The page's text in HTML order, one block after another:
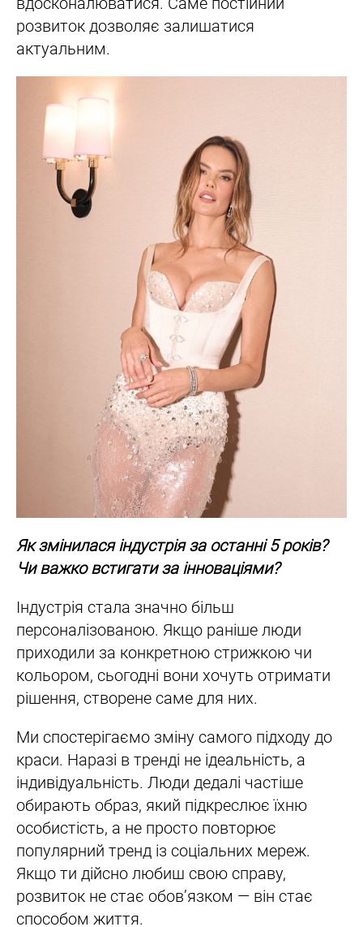
розвиток дозволяє залишатися
актуальним.
Як змінилася індустрія за останні 5 років?
Чи важко встигати за інноваціями?
Індустрія стала значно більш
персоналізованою. Якщо раніше люди
приходили за конкретною стрижкою чи
кольором, сьогодні вони хочуть отримати
рішення, створене саме для них.
Ми спостерігаємо зміну самого підходу до
краси. Наразі в тренді не ідеальність, а
індивідуальність. Люди дедалі частіше
обирають образ, який підкреслює їхню
особистість, а не просто повторює
популярний тренд із соціальних мереж.
Якщо ти дійсно любиш свою справу,
розвиток не стає обов’язком — він стає
способом життя.